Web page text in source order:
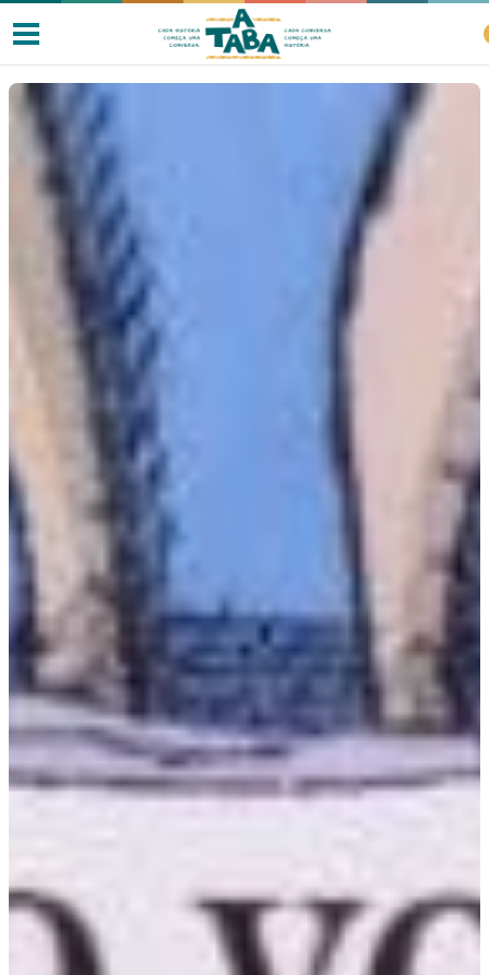
Resenhas
Clube de Leitores
Como ler?
Na escola
Colunas
Conteúdos
Colecionáveis
Eventos